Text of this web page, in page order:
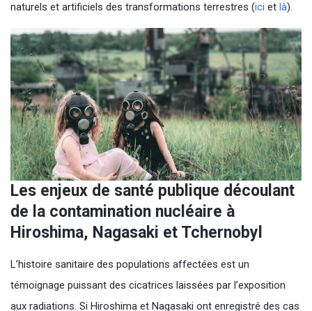
naturels et artificiels des transformations terrestres (ici et là).
Les enjeux de santé publique découlant
de la contamination nucléaire à
Hiroshima, Nagasaki et Tchernobyl
L’histoire sanitaire des populations affectées est un
témoignage puissant des cicatrices laissées par l’exposition
aux radiations. Si Hiroshima et Nagasaki ont enregistré des cas